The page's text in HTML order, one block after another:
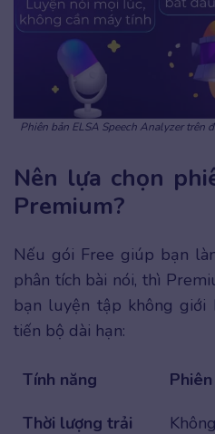
Phiên bản ELSA Speech Analyzer trên
Nên lựa chọn
Premium?
Nếu gói Free giúp bạn
phân tích bài nói, thì
bạn luyện tập không
tiến bộ dài hạn:
Tính năng
Thời lượng trải